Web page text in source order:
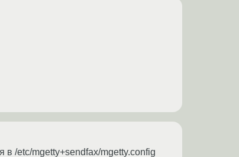
в /etc/mgetty+sendfax/mgetty.config